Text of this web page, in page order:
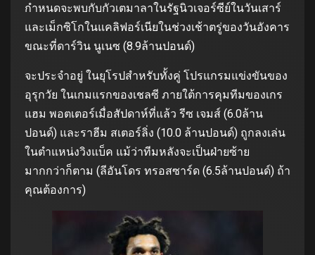
กำหนดจะพบกับกัวเตมาลาในรัฐนิวเจอร์ซีย์ในวันเสาร์
และเม็กซิโกในแคลิฟอร์เนียในช่วงเช้าตรู่ของวันอังคาร
ขณะที่ดาร์วิน นูเนซ (8.9ล้านปอนด์)
จะประจำอยู่ ในยุโรปสำหรับทั้งคู่ โปรแกรมแข่งขันของ
อุรุกวัย ในเกมแรกของเชลซี ภายใต้การคุมทีมของเกร
แฮม พอตเตอร์เมื่อสัปดาห์ที่แล้ว รีซ เจมส์ (6.0ล้าน
ปอนด์) และราฮีม สเตอร์ลิ่ง (10.0 ล้านปอนด์) ถูกลงเล่น
ในตำแหน่งวิงแบ็ค แม้ว่าทีมหลังจะเป็นฝ่ายซ้าย
มากกว่าก็ตาม (ลีอันโดร ทรอสซาร์ด (6.5ล้านปอนด์) ถ้า
คุณต้องการ)